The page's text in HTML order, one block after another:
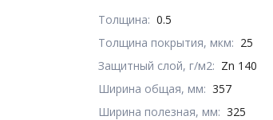
Толщина: 0.5
Толщина покрытия, мкм: 25
Защитный слой, г/м2: Zn 140
Ширина общая, мм: 357
Ширина полезная, мм: 325